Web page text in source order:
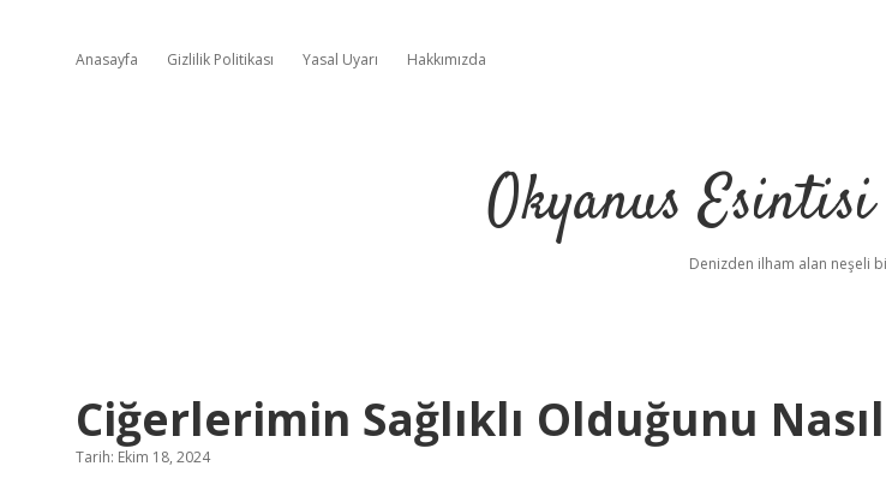
Anasayfa Gizlilik Politikası Yasal Uyarı Hakkımızda
Okyanus
Denizden ilham alan neşeli
Ciğerlerimin Sağlıklı Olduğunu
Tarih: Ekim 18, 2024